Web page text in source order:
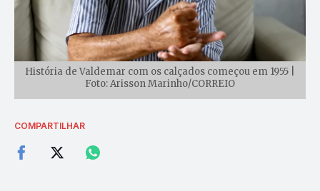
História de Valdemar com os calçados começou em 1955 |
Foto: Arisson Marinho/CORREIO
COMPARTILHAR